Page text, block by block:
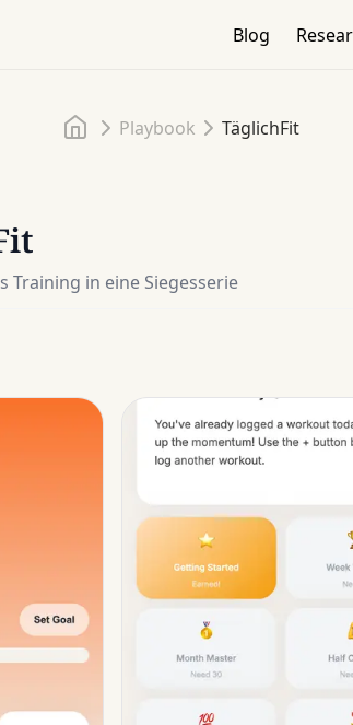
Blog
Startseite
Playbook TäglichFit
Training in eine Siegesserie